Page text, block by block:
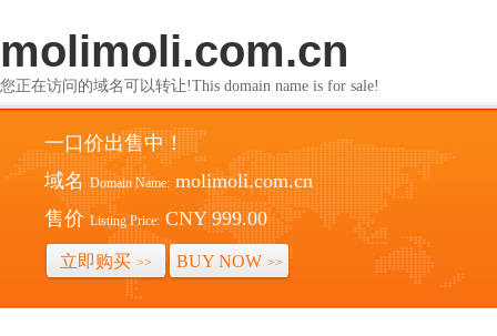
molimoli.com.cn
您正在访问的域名可以转让!This domain name is for sale!
一口价出售中！
域名 Domain Name: molimoli.com.cn
售价 Listing Price: CNY 999.00
立即购买 >> BUY NOW >>